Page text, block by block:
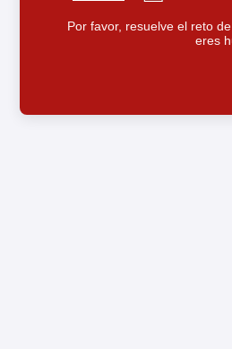
Por favor, resuelve el reto
eres